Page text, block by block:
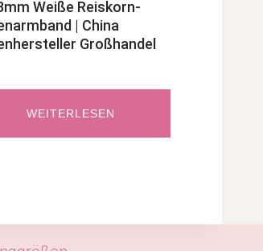
Weiße Reiskorn-
| China
Großhandel
WEITERLESEN